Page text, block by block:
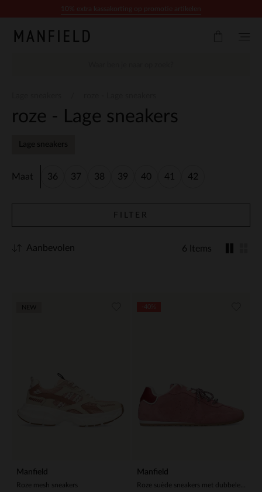
roze - Lage sneakers
Lage sneakers
Maat 36 37 38 39 40 41 42
FILTER
6 Items
Aanbevolen
Manfield
Roze mesh sneakers
Manfield